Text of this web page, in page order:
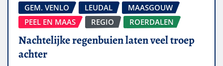
GEM. VENLO
LEUDAL
MAASGOUW
PEEL EN MAAS
REGIO ROERDALEN
Nachtelijke regenbuien laten veel troep
achter